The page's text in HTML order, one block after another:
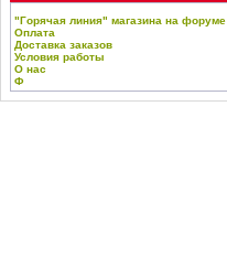
"Горячая линия" магазина на форуме
Оплата
Доставка заказов
Условия работы
О нас
Ф